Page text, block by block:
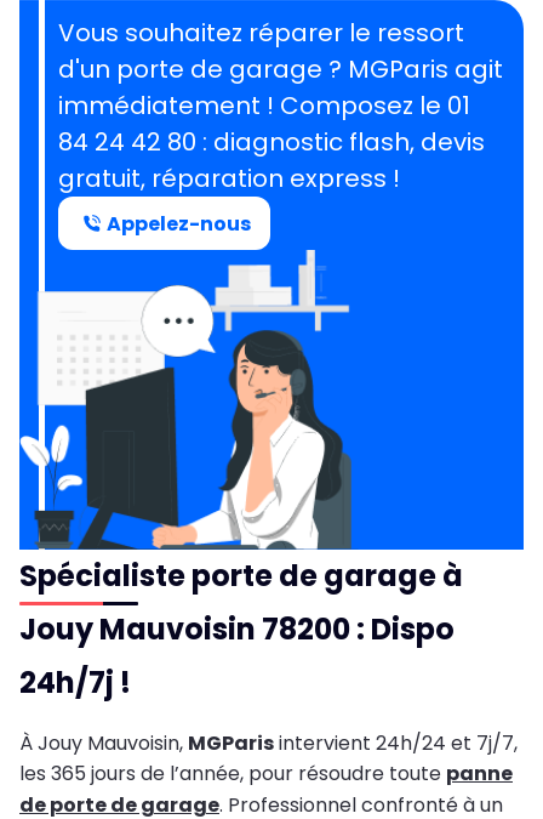
Vous souhaitez réparer le ressort
d'un porte de garage ? MGParis agit
immédiatement ! Composez le 01
84 24 42 80 : diagnostic flash, devis
gratuit, réparation express !
Appelez-nous
Spécialiste porte de garage à
Jouy Mauvoisin 78200 : Dispo
24h/7j !
À Jouy Mauvoisin, MGParisintervient 24h/24 et 7j/7,
les 365 jours de l’année, pour résoudre toute panne
de porte de garage. Professionnel confronté à un